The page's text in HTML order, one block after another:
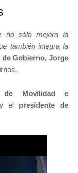
no sólo mejora la
también integra la
de Gobierno, Jorge
de Movilidad e
el presidente de